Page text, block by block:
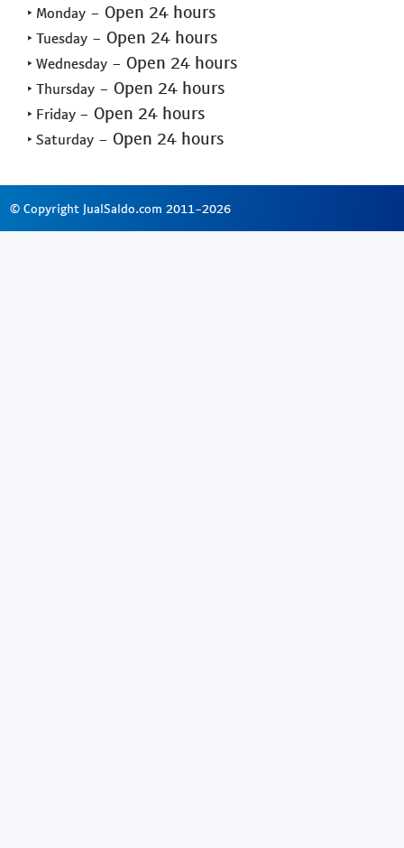
‣ Monday - Open 24 hours
‣ Tuesday - Open 24 hours
‣ Wednesday - Open 24 hours
‣ Thursday - Open 24 hours
‣ Friday - Open 24 hours
‣ Saturday - Open 24 hours
© Copyright JualSaldo.com 2011-2026